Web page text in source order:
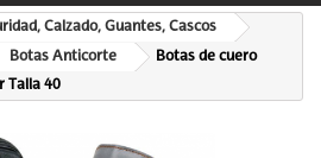
Calzado, Guantes, Cascos
Botas Anticorte
Botas de cuero
Talla 40